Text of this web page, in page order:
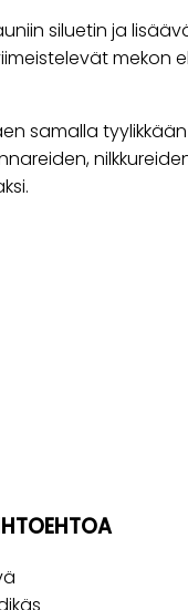
siluetin ja
mekon
samalla tyylikkään